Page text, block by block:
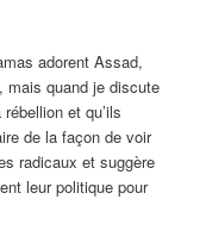
adorent Assad,
mais quand je discute
et qu’ils
de la façon de voir
radicaux et suggère
leur politique pour